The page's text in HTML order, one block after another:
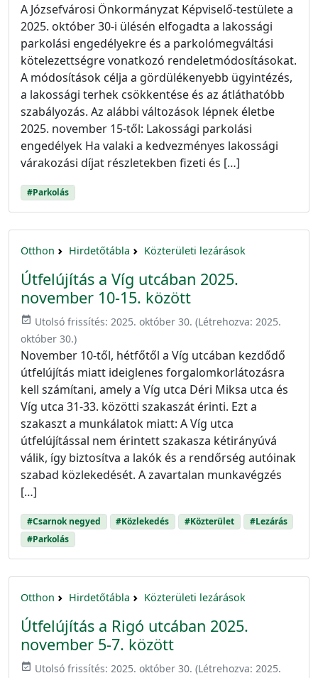
A Józsefvárosi Önkormányzat Képviselő-testülete a
2025. október 30-i ülésén elfogadta a lakossági
parkolási engedélyekre és a parkolómegváltási
kötelezettségre vonatkozó rendeletmódosításokat.
A módosítások célja a gördülékenyebb ügyintézés,
a lakossági terhek csökkentése és az átláthatóbb
szabályozás. Az alábbi változások lépnek életbe
2025. november 15-től: Lakossági parkolási
engedélyek Ha valaki a kedvezményes lakossági
várakozási díjat részletekben fizeti és […]
#Parkolás
Otthon Hirdetőtábla Közterületi lezárások
Útfelújítás a Víg utcában 2025.
november 10-15. között
event_available Utolsó frissítés: 2025. október 30. (Létrehozva: 2025.
október 30.)
November 10-től, hétfőtől a Víg utcában kezdődő
útfelújítás miatt ideiglenes forgalomkorlátozásra
kell számítani, amely a Víg utca Déri Miksa utca és
Víg utca 31-33. közötti szakaszát érinti. Ezt a
szakaszt a munkálatok miatt: A Víg utca
útfelújítással nem érintett szakasza kétirányúvá
válik, így biztosítva a lakók és a rendőrség autóinak
szabad közlekedését. A zavartalan munkavégzés
[…]
#Csarnok negyed #Közlekedés #Közterület
#Lezárás
#Parkolás
Otthon Hirdetőtábla Közterületi lezárások
Útfelújítás a Rigó utcában 2025.
november 5-7. között
event_available Utolsó frissítés: 2025. október 30. (Létrehozva: 2025.